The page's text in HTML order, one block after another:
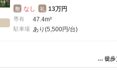
敷 なし 礼 13万円
専有 47.4m²
駐車場 あり(5,500円/台)
… 徒歩